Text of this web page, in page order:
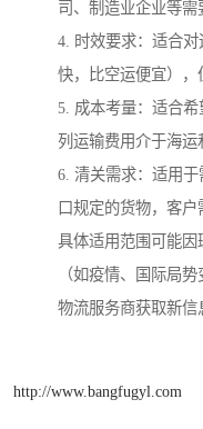
司、制造业企业等
4. 时效要求：适合
快，比空运便宜）
5. 成本考量：适合
列运输费用介于海运
6. 清关需求：适用
口规定的货物，客
具体适用范围可能因
（如疫情、国际局
物流服务商获取新信
http://www.bangfugyl.com